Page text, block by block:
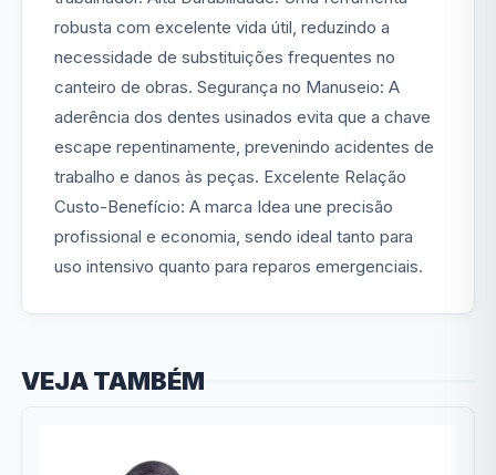
robusta com excelente vida útil, reduzindo a
necessidade de substituições frequentes no
canteiro de obras. Segurança no Manuseio: A
aderência dos dentes usinados evita que a chave
escape repentinamente, prevenindo acidentes de
trabalho e danos às peças. Excelente Relação
Custo-Benefício: A marca Idea une precisão
profissional e economia, sendo ideal tanto para
uso intensivo quanto para reparos emergenciais.
VEJA TAMBÉM